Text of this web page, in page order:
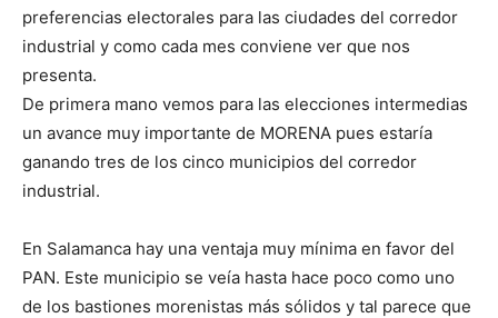
preferencias electorales para las ciudades del corredor
industrial y como cada mes conviene ver que nos
presenta.
De primera mano vemos para las elecciones intermedias
un avance muy importante de MORENA pues estaría
ganando tres de los cinco municipios del corredor
industrial.
En Salamanca hay una ventaja muy mínima en favor del
PAN. Este municipio se veía hasta hace poco como uno
de los bastiones morenistas más sólidos y tal parece que